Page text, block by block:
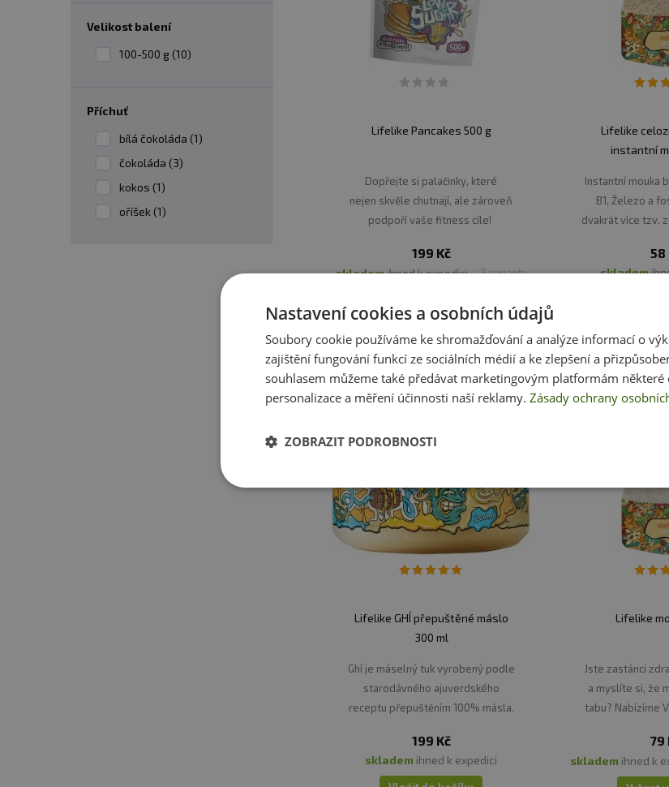
velikost balení
100-500 g (10)
příchuť
bílá čokoláda (1)
čokoláda (3)
kokos (1)
oříšek (1)
Lifelike Pancakes 500 g
Dopřejte si palačinky, které
nejen skvěle chutnají, ale zároveň
podpoří vaše fitness cíle!
199 Kč
sklademihned k expedici 3 varianty
Lifelike
instantní
Instantní mouka
B1, Železo a
dvakrát více tzv.
proteinů a
58
skladem
Lifelike GHÍ přepuštěné máslo
300 ml
Ghí je máselný tuk vyrobený podle
starodávného ajuverdského
receptu přepuštěním 100% másla.
199 Kč
skladem ihned k expedici
Lifelike
Jste zastánci
a myslíte si, že
tabu? Nabízíme
79
skladem ihned k
Nastavení cookies a osobních údajů
Soubory cookie používáme ke shromažďování a analýze informací o
zajištění fungování funkcí ze sociálních médií a ke zlepšení a
souhlasem můžeme také předávat marketingovým platformám některé
personalizace a měření účinnosti naší reklamy. Zásady ochrany
ZOBRAZIT PODROBNOSTI